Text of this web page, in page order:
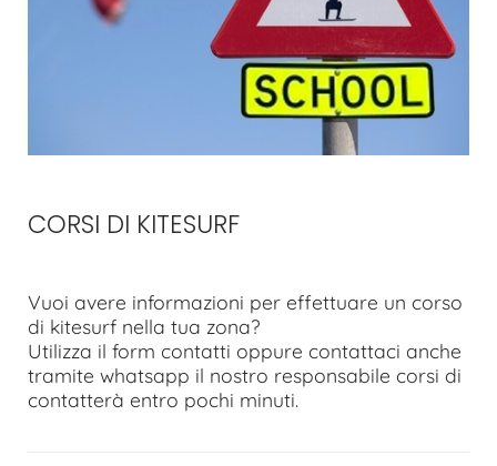
CORSI DI KITESURF
Vuoi avere informazioni per effettuare un corso
di kitesurf nella tua zona?
Utilizza il form contatti oppure contattaci anche
tramite whatsapp il nostro responsabile corsi di
contatterà entro pochi minuti.